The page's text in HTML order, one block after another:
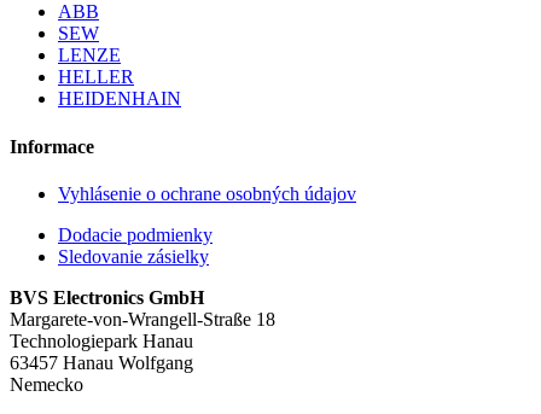
ABB
SEW
LENZE
HELLER
HEIDENHAIN
Informace
Vyhlásenie o ochrane osobných údajov
Dodacie podmienky
Sledovanie zásielky
BVS Electronics GmbH
Margarete-von-Wrangell-Straße 18
Technologiepark Hanau
63457 Hanau Wolfgang
Nemecko